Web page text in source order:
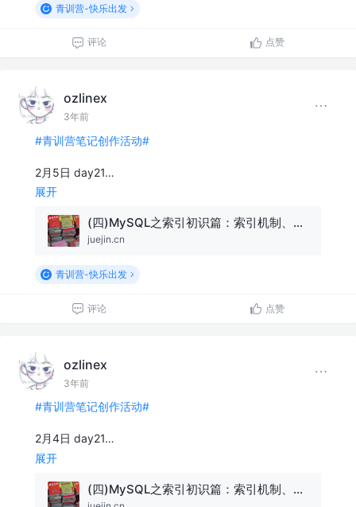
青训营-快乐出发
评论 点赞
ozlinex
3年前
#青训营笔记创作活动#
2月5日 day21…
展开
(四)MySQL之索引初识篇：索引机制、索引分类、索引使用与管理综述
juejin.cn
青训营-快乐出发
评论 点赞
ozlinex
3年前
#青训营笔记创作活动#
2月4日 day21…
展开
(四)MySQL之索引初识篇：索引机制、索引分类、索引使用与管理综述